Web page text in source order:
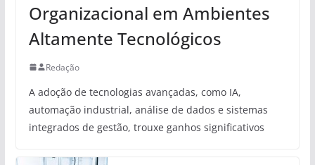
Organizacional em Ambientes
Altamente Tecnológicos
Redação
A adoção de tecnologias avançadas, como IA,
automação industrial, análise de dados e sistemas
integrados de gestão, trouxe ganhos significativos